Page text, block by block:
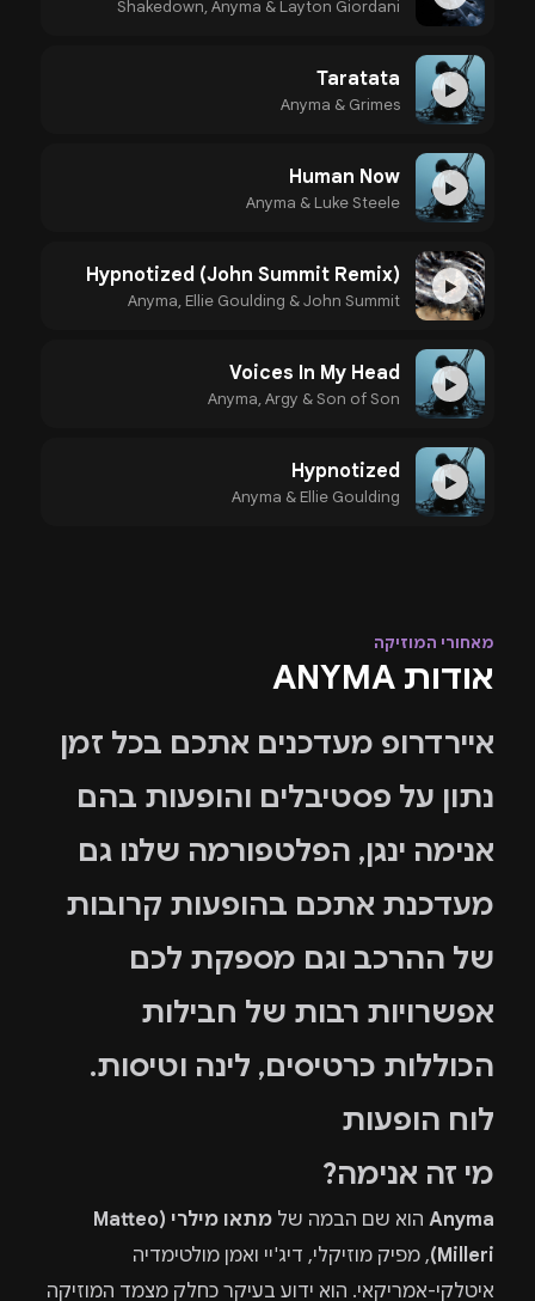
Shakedown, Anyma & Layton Giordani
▶
Taratata
Anyma & Grimes
▶
Human Now
Anyma & Luke Steele
▶
Hypnotized (John Summit Remix)
Anyma, Ellie Goulding & John Summit
▶
Voices In My Head
Anyma, Argy & Son of Son
▶
Hypnotized
Anyma & Ellie Goulding
מאחורי המוזיקה
אודות ANYMA
איירדרופ מעדכנים אתכם בכל זמן
נתון על פסטיבלים והופעות בהם
אנימה ינגן, הפלטפורמה שלנו גם
מעדכנת אתכם בהופעות קרובות
של ההרכב וגם מספקת לכם
אפשרויות רבות של חבילות
הכוללות כרטיסים, לינה וטיסות.
לוח הופעות
מי זה אנימה?
Anyma הוא שם הבמה של
מתאו מילרי (Matteo
Milleri) , מפיק מוזיקלי, דיג'יי ואמן מולטימדיה
איטלקי-אמריקאי. הוא ידוע בעיקר כחלק מצמד המוזיקה